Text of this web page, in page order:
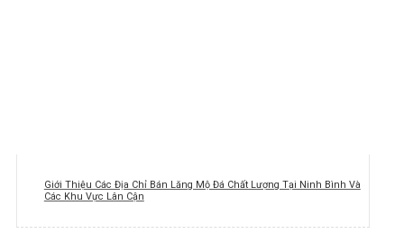
Giới Thiệu Các Địa Chỉ Bán Lăng Mộ Đá Chất Lượng Tại Ninh Bình Và
Các Khu Vực Lân Cận